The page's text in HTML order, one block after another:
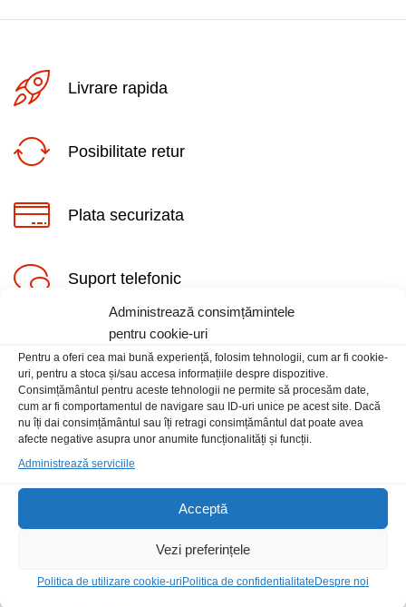
Administrează consimțămintele
pentru cookie-uri
Pentru a oferi cea mai bună experiență, folosim tehnologii, cum ar fi cookie-
uri, pentru a stoca și/sau accesa informațiile despre dispozitive.
Consimțământul pentru aceste tehnologii ne permite să procesăm date,
cum ar fi comportamentul de navigare sau ID-uri unice pe acest site. Dacă
nu îți dai consimțământul sau îți retragi consimțământul dat poate avea
afecte negative asupra unor anumite funcționalități și funcții.
Administrează serviciile
Acceptă
Vezi preferințele
Politica de utilizare cookie-uri Politica de confidentialitate Despre noi
Livrare rapida
Posibilitate retur
Plata securizata
Suport telefonic
Informatii
Contact
Locatia magazinului